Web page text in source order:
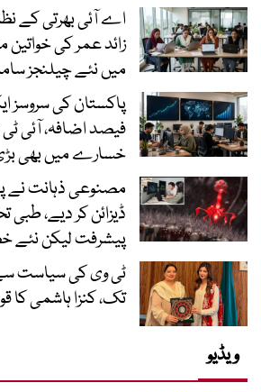
زائد عمر کی خواتین
میں نئے چیلنجز
فیصد اضافہ، آئی ٹی
خسارے میں بھی
مصنوعی ذہانت نے
ڈیزائن کر دیے، طبی
پیشرفت لیکن نئے
ٹی وی کی سیاست
تک، کنزا ہاشمی کا
ویڈیو